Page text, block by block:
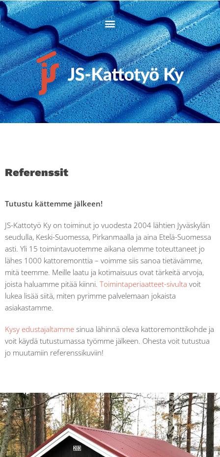
Referenssit
Tutustu kättemme jälkeen!
JS-Kattotyö Ky on toiminut jo vuodesta 2004 lähtien Jyväskylän
seudulla, Keski-Suomessa, Pirkanmaalla ja aina Etelä-Suomessa
asti. Yli 15 toimintavuotemme aikana olemme toteuttaneet jo
lähes 1000 kattoremonttia – voimme siis sanoa tietävämme,
mitä teemme. Meille laatu ja kotimaisuus ovat tärkeitä arvoja,
joista haluamme pitää kiinni. Toimintaperiaatteet-sivulta voit
lukea lisää siitä, miten pyrimme palvelemaan jokaista
asiakastamme.
Kysy edustajaltamme sinua lähinnä oleva kattoremonttikohde ja
voit käydä tutustumassa työmme jälkeen. Ohesta voit tutustua
jo muutamiin referenssikuviin!